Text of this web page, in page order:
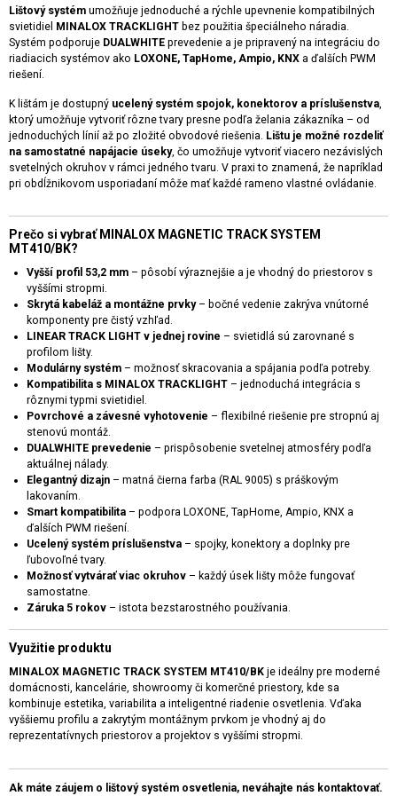
Lištový systém umožňuje jednoduché a rýchle upevnenie kompatibilných
svietidiel MINALOX TRACKLIGHT bez použitia špeciálneho náradia.
Systém podporuje DUALWHITE prevedenie a je pripravený na integráciu do
riadiacich systémov ako LOXONE, TapHome, Ampio, KNX a ďalších PWM
riešení.
K lištám je dostupný ucelený systém spojok, konektorov a príslušenstva
ktorý umožňuje vytvoriť rôzne tvary presne podľa želania zákazníka – od
jednoduchých línií až po zložité obvodové riešenia. Lištu je možné rozdeliť
na samostatné napájacie úseky, čo umožňuje vytvoriť viacero nezávislých
svetelných okruhov v rámci jedného tvaru. V praxi to znamená, že napríklad
pri obdĺžnikovom usporiadaní môže mať každé rameno vlastné ovládanie.
Prečo si vybrať MINALOX MAGNETIC TRACK SYSTEM
MT410/BK?
Vyšší profil 53,2 mm – pôsobí výraznejšie a je vhodný do priestorov s
vyššími stropmi.
Skrytá kabeláž a montážne prvky– bočné vedenie zakrýva vnútorné
komponenty pre čistý vzhľad.
LINEAR TRACK LIGHT v jednej rovine – svietidlá sú zarovnané s
profilom lišty.
Modulárny systém – možnosť skracovania a spájania podľa potreby.
Kompatibilita s MINALOX TRACKLIGHT – jednoduchá integrácia s
rôznymi typmi svietidiel.
Povrchové a závesné vyhotovenie – flexibilné riešenie pre stropnú aj
stenovú montáž.
DUALWHITE prevedenie – prispôsobenie svetelnej atmosféry podľa
aktuálnej nálady.
Elegantný dizajn – matná čierna farba (RAL 9005) s práškovým
lakovaním.
Smart kompatibilita – podpora LOXONE, TapHome, Ampio, KNX a
ďalších PWM riešení.
Ucelený systém príslušenstva – spojky, konektory a doplnky pre
ľubovoľné tvary.
Možnosť vytvárať viac okruhov – každý úsek lišty môže fungovať
samostatne.
Záruka 5 rokov – istota bezstarostného používania.
Využitie produktu
MINALOX MAGNETIC TRACK SYSTEM MT410/BK je ideálny pre moderné
domácnosti, kancelárie, showroomy či komerčné priestory, kde sa
kombinuje estetika, variabilita a inteligentné riadenie osvetlenia. Vďaka
vyššiemu profilu a zakrytým montážnym prvkom je vhodný aj do
reprezentatívnych priestorov a projektov s vyššími stropmi.
Ak máte záujem o lištový systém osvetlenia, neváhajte nás kontaktovať.